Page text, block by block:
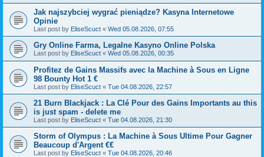
Jak najszybciej wygrać pieniądze? Kasyna Internetowe
Opinie
Last post by EliseScuct « Wed 05.08.2026, 07:55
Gry Online Farma, Legalne Kasyno Online Polska
Last post by EliseScuct « Wed 05.08.2026, 00:35
Profitez de Gains Massifs avec la Machine à Sous en Ligne
98 Bounty Hot 1 €
Last post by EliseScuct « Tue 04.08.2026, 22:57
21 Burn Blackjack : La Clé Pour des Gains Importants au this
is just spam - delete me
Last post by EliseScuct « Tue 04.08.2026, 21:30
Storm of Olympus : La Machine à Sous Ultime Pour Gagner
Beaucoup d'Argent €€
Last post by EliseScuct « Tue 04.08.2026, 20:46